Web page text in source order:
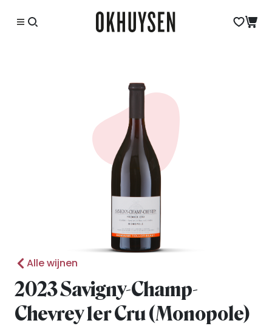
Alle wijnen
2023 Savigny-Champ-
Chevrey 1er Cru (Monopole)